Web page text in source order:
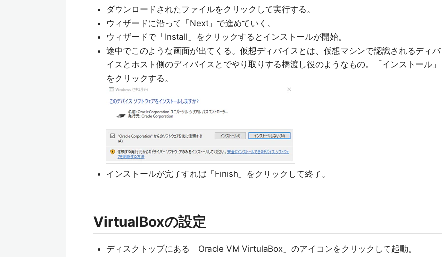
ダウンロードされたファイルをクリックして実行する。
ウィザードに沿って「Next」で進めていく。
ウィザードで「Install」をクリックするとインストールが開始。
途中でこのような画面が出てくる。仮想ディバイスとは、仮想マシンで認識されるディバ
イスとホスト側のディバイスとでやり取りする橋渡し役のようなもの。「インストール」
をクリックする。
インストールが完了すれば「Finish」をクリックして終了。
VirtualBoxの設定
ディスクトップにある「Oracle VM VirtulaBox」のアイコンをクリックして起動。